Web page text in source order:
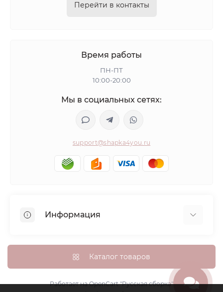
Перейти в контакты
Время работы
ПН-ПТ
10:00-20:00
Мы в социальных сетях:
support@shapka4you.ru
Информация
Доставка, оплата и бонусные баллы
Гарантия возврата
Политика конфиденциальности
Каталог товаров
Работает наOpenCart "Русская сборка"